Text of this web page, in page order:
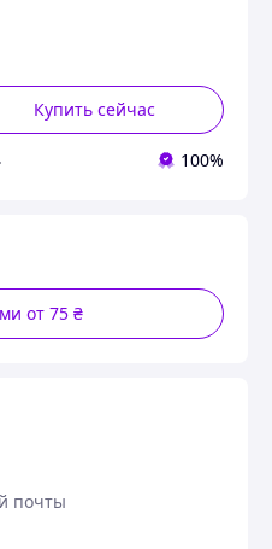
Купить сейчас
100%
от 75 ₴
почты